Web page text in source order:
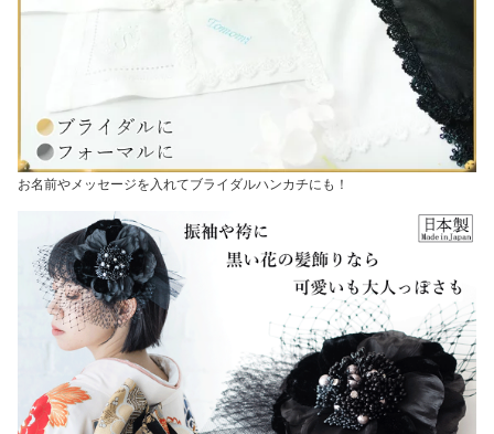
お名前やメッセージを入れてブライダルハンカチにも！